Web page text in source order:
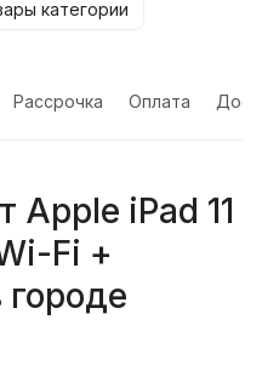
категории
Рассрочка Оплата
Apple iPad 11
Fi +
городе